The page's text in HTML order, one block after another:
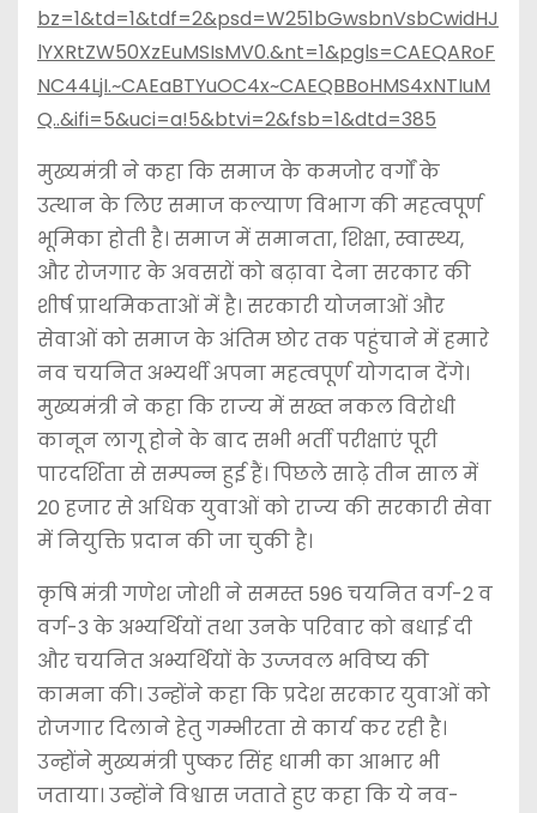
bz=1&td=1&tdf=2&psd=W251bGwsbnVsbCwidHJ
lYXRtZW50XzEuMSIsMV0.&nt=1&pgls=CAEQARoF
NC44LjI.~CAEaBTYuOC4x~CAEQBBoHMS4xNTIuM
Q..&ifi=5&uci=a!5&btvi=2&fsb=1&dtd=385
मुख्यमंत्री ने कहा कि समाज के कमजोर वर्गों के
उत्थान के लिए समाज कल्याण विभाग की महत्वपूर्ण
भूमिका होती है। समाज में समानता, शिक्षा, स्वास्थ्य,
और रोजगार के अवसरों को बढ़ावा देना सरकार की
शीर्ष प्राथमिकताओं में है। सरकारी योजनाओं और
सेवाओं को समाज के अंतिम छोर तक पहुंचाने में हमारे
नव चयनित अभ्यर्थी अपना महत्वपूर्ण योगदान देंगे।
मुख्यमंत्री ने कहा कि राज्य में सख्त नकल विरोधी
कानून लागू होने के बाद सभी भर्ती परीक्षाएं पूरी
पारदर्शिता से सम्पन्न हुई हैं। पिछले साढ़े तीन साल में
20 हजार से अधिक युवाओं को राज्य की सरकारी सेवा
में नियुक्ति प्रदान की जा चुकी है।
कृषि मंत्री गणेश जोशी ने समस्त 596 चयनित वर्ग-2 व
वर्ग-3 के अभ्यर्थियों तथा उनके परिवार को बधाई दी
और चयनित अभ्यर्थियों के उज्जवल भविष्य की
कामना की। उन्होंने कहा कि प्रदेश सरकार युवाओं को
रोजगार दिलाने हेतु गम्भीरता से कार्य कर रही है।
उन्होंने मुख्यमंत्री पुष्कर सिंह धामी का आभार भी
जताया। उन्होंने विश्वास जताते हुए कहा कि ये नव-